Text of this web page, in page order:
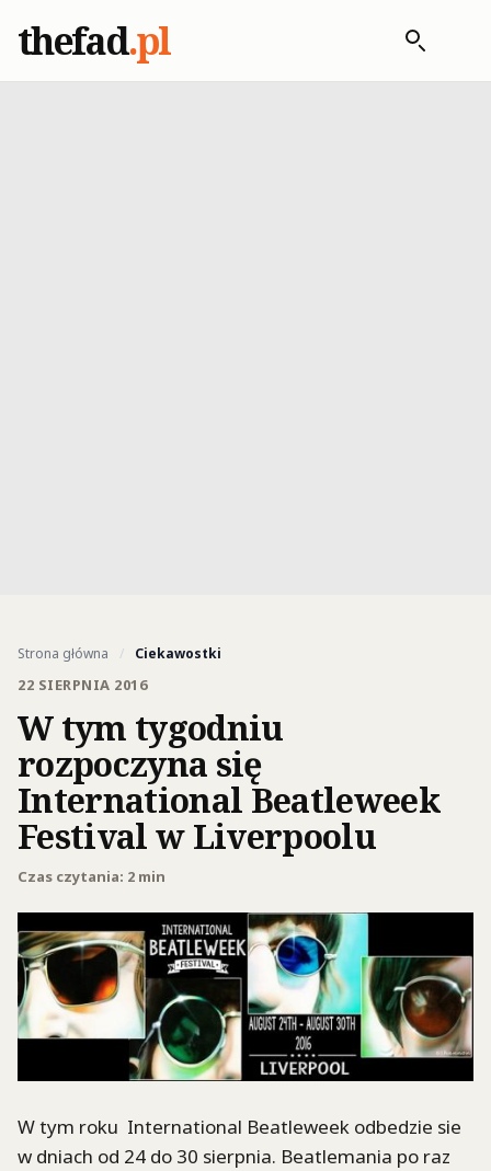
thefad.pl
Strona główna / Ciekawostki
22 SIERPNIA 2016
W tym tygodniu
rozpoczyna się
International Beatleweek
Festival w Liverpoolu
Czas czytania: 2 min
W tym roku International Beatleweek odbedzie sie
w dniach od 24 do 30 sierpnia. Beatlemania po raz